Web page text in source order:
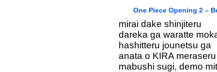
One Piece Opening 2 –
mirai dake shinjiteru
dareka ga waratte
hashitteru jounetsu ga
anata o KIRA meraseru
mabushi sugi, demo